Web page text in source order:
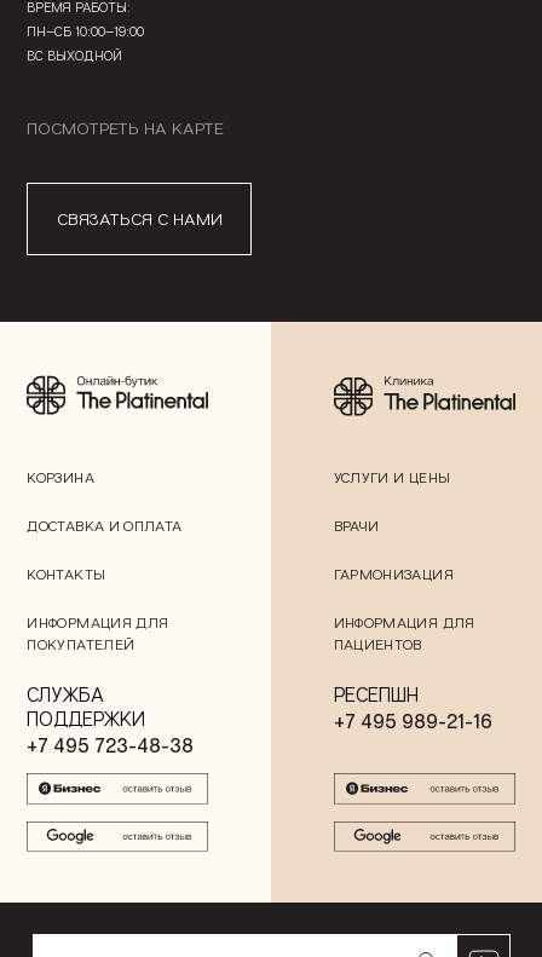
ВРЕМЯ РАБОТЫ:
ПН—СБ 10:00—19:00
ВС ВЫХОДНОЙ
ПОСМОТРЕТЬ НА КАРТЕ
СВЯЗАТЬСЯ С НАМИ
КОРЗИНА
ДОСТАВКА И ОПЛАТА
КОНТАКТЫ
ИНФОРМАЦИЯ ДЛЯ
ПОКУПАТЕЛЕЙ
СЛУЖБА
ПОДДЕРЖКИ
+7 495 723-48-38
УСЛУГИ И ЦЕНЫ
ВРАЧИ
ГАРМОНИЗАЦИЯ
ИНФОРМАЦИЯ ДЛЯ
ПАЦИЕНТОВ
РЕСЕПШН
+7 495 989-21-16